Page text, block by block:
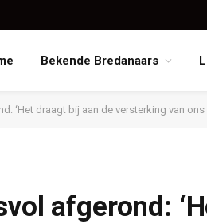
Bekende Bredanaars
‘Het draagt bij aan de versterking van ons
afgerond: